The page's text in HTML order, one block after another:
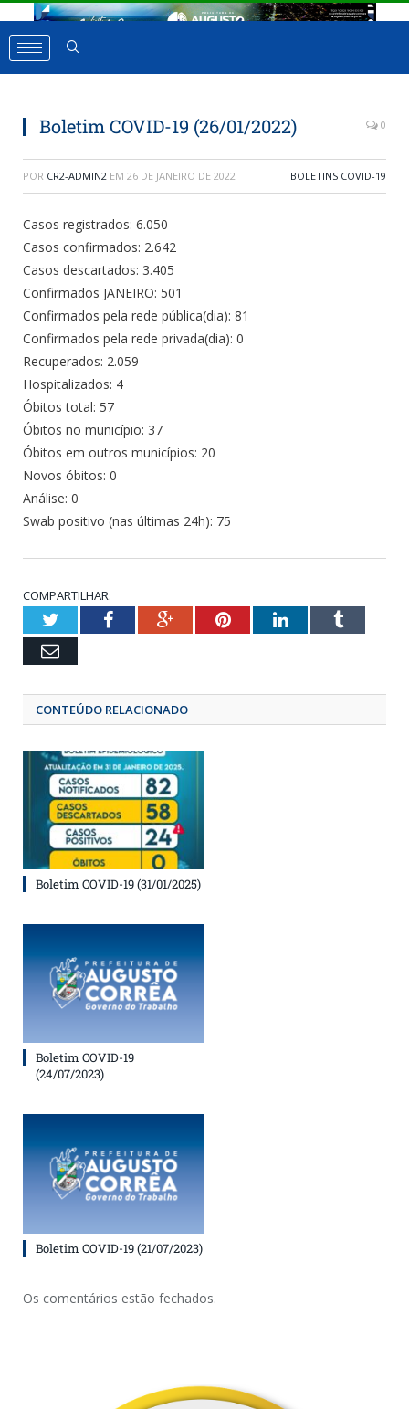
Boletim COVID-19 (26/01/2022) 0
POR CR2-ADMIN2 EM 26 DE JANEIRO DE 2022 BOLETINS COVID-19
Casos registrados: 6.050
Casos confirmados: 2.642
Casos descartados: 3.405
Confirmados JANEIRO: 501
Confirmados pela rede pública(dia): 81
Confirmados pela rede privada(dia): 0
Recuperados: 2.059
Hospitalizados: 4
Óbitos total: 57
Óbitos no município: 37
Óbitos em outros municípios: 20
Novos óbitos: 0
Análise: 0
Swab positivo (nas últimas 24h): 75
COMPARTILHAR:
TwitterFacebookGoogle+Pinterest
LinkedIn
Email
CONTEÚDO RELACIONADO
Boletim COVID-19 (31/01/2025)
Boletim COVID-19
(24/07/2023)
Boletim COVID-19 (21/07/2023)
Os comentários estão fechados.